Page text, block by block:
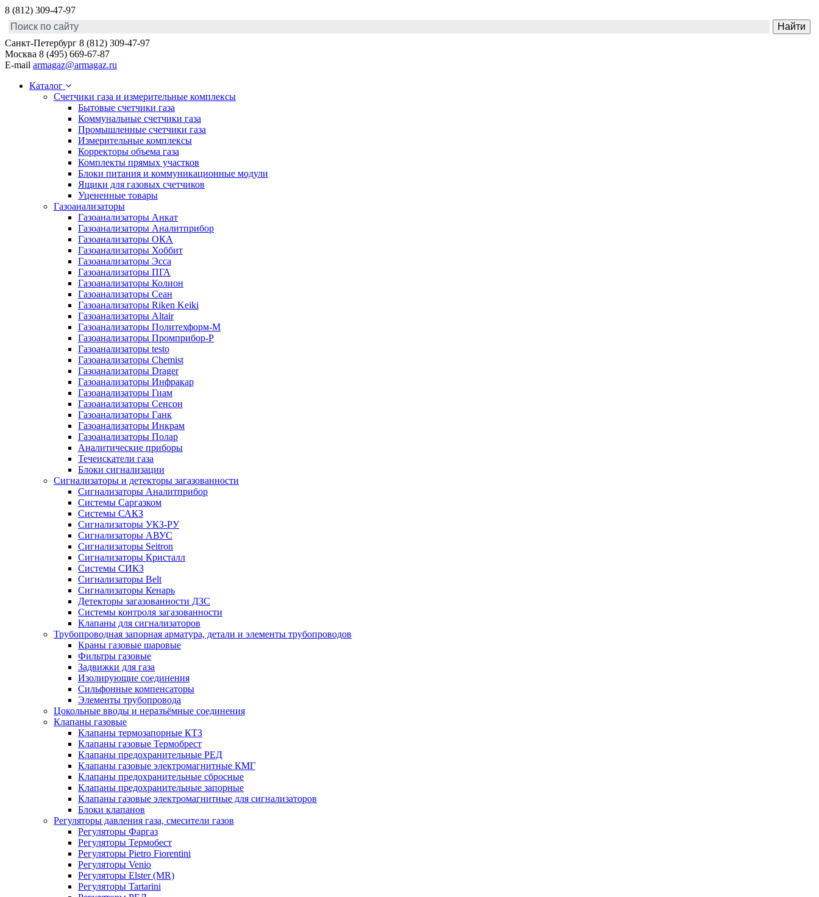
8 (812) 309-47-97
Санкт-Петербург 8 (812) 309-47-97
Москва 8 (495) 669-67-87
E-mail armagaz@armagaz.ru
Каталог
Счетчики газа и измерительные комплексы
Бытовые счетчики газа
Коммунальные счетчики газа
Промышленные счетчики газа
Измерительные комплексы
Корректоры объема газа
Комплекты прямых участков
Блоки питания и коммуникационные модули
Ящики для газовых счетчиков
Уцененные товары
Газоанализаторы
Газоанализаторы Анкат
Газоанализаторы Аналитприбор
Газоанализаторы ОКА
Газоанализаторы Хоббит
Газоанализаторы Эсса
Газоанализаторы ПГА
Газоанализаторы Колион
Газоанализаторы Сеан
Газоанализаторы Riken Keiki
Газоанализаторы Altair
Газоанализаторы Политехформ-М
Газоанализаторы Промприбор-Р
Газоанализаторы testo
Газоанализаторы Chemist
Газоанализаторы Drager
Газоанализаторы Инфракар
Газоанализаторы Гиам
Газоанализаторы Сенсон
Газоанализаторы Ганк
Газоанализаторы Инкрам
Газоанализаторы Полар
Аналитические приборы
Течеискатели газа
Блоки сигнализации
Сигнализаторы и детекторы загазованности
Сигнализаторы Аналитприбор
Системы Саргазком
Системы САКЗ
Сигнализаторы УКЗ-РУ
Сигнализаторы АВУС
Сигнализаторы Seitron
Сигнализаторы Кристалл
Системы СИКЗ
Сигнализаторы Belt
Сигнализаторы Кенарь
Детекторы загазованности ДЗС
Системы контроля загазованности
Клапаны для сигнализаторов
Трубопроводная запорная арматура, детали и элементы трубопроводов
Краны газовые шаровые
Фильтры газовые
Задвижки для газа
Изолирующие соединения
Сильфонные компенсаторы
Элементы трубопровода
Цокольные вводы и неразъёмные соединения
Клапаны газовые
Клапаны термозапорные КТЗ
Клапаны газовые Термобрест
Клапаны предохранительные РЕД
Клапаны газовые электромагнитные КМГ
Клапаны предохранительные сбросные
Клапаны предохранительные запорные
Клапаны газовые электромагнитные для сигнализаторов
Блоки клапанов
Регуляторы давления газа, смесители газов
Регуляторы Фаргаз
Регуляторы Термобест
Регуляторы Pietro Fiorentini
Регуляторы Venio
Регуляторы Elster (MR)
Регуляторы Tartarini